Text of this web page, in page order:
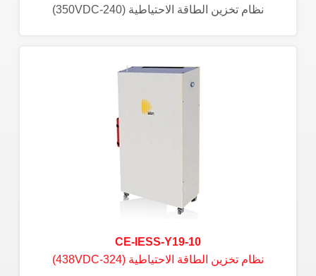
نظام تخزين الطاقة الاحتياطية (240-350VDC)
CE-IESS-Y19-10
نظام تخزين الطاقة الاحتياطية (324-438VDC)